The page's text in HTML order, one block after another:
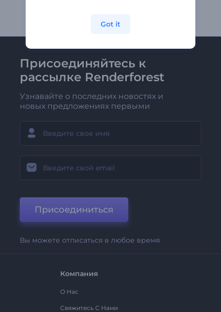
Присоединяйтесь к
рассылке Renderforest
Узнавайте о последних новостях и
новых предложениях первыми
Присоединиться
Вы можете отписаться в любое время
Компания
О Нас
Свяжитесь С Нами
Got it